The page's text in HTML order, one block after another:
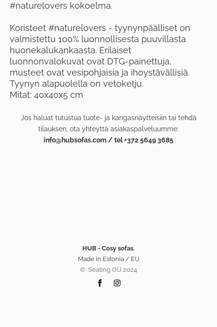
#naturelovers kokoelma.
Koristeet #naturelovers - tyynynpäälliset on
valmistettu 100% luonnollisesta puuvillasta
huonekalukankaasta. Erilaiset
luonnonvalokuvat ovat DTG-painettuja,
musteet ovat vesipohjaisia ​​ja ihoystävällisiä.
Tyynyn alapuolella on vetoketju.
Mitat: 40x40x5 cm
Jos haluat tutustua tuote- ja kangasnäytteisiin tai tehdä
tilauksen, ota yhteyttä asiakaspalveluumme:
info@hubsofas.com / tel +372 5649 3685
HUB - Cosy sofas.
Made in Estonia / EU
©️ Seating OÜ 2024